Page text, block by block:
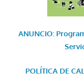
ANUNCIO:
POLÍTICA DE